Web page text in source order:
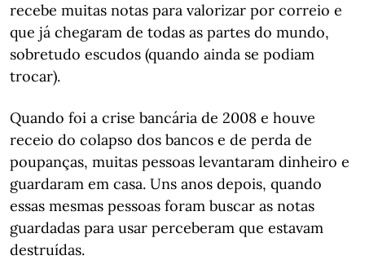
recebe muitas notas para valorizar por correio e
que já chegaram de todas as partes do mundo,
sobretudo escudos (quando ainda se podiam
trocar).
Quando foi a crise bancária de 2008 e houve
receio do colapso dos bancos e de perda de
poupanças, muitas pessoas levantaram dinheiro e
guardaram em casa. Uns anos depois, quando
essas mesmas pessoas foram buscar as notas
guardadas para usar perceberam que estavam
destruídas.